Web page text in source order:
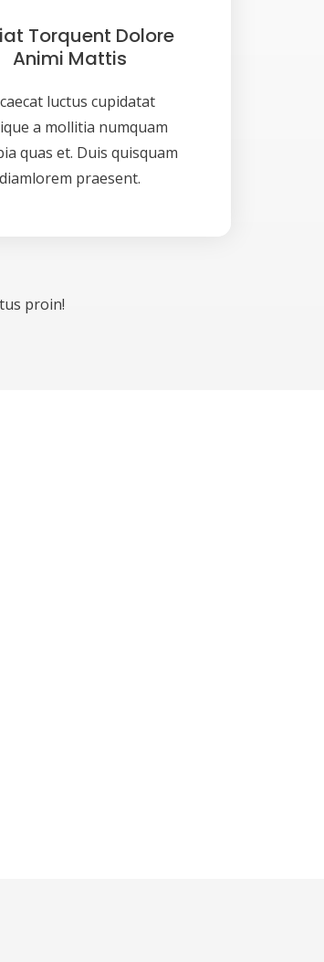
Torquent Dolore
Animi Mattis
luctus cupidatat
a mollitia numquam
quas et. Duis quisquam
diamlorem praesent.
proin!